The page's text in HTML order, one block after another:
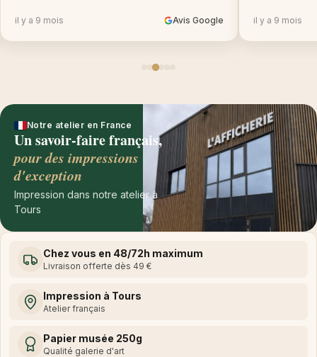
il y a 9 mois Avis Google il y a 9 mois
Notre atelier en France
Un savoir-faire français,
pour des impressions
d'exception
Impression dans notre atelier à
Tours
Chez vous en 48/72h maximum
Livraison offerte dès 49 €
Impression à Tours
Atelier français
Papier musée 250g
Qualité galerie d'art